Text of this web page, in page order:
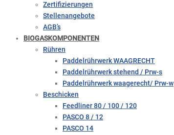
Zertifizierungen
Stellenangebote
AGB’s
BIOGASKOMPONENTEN
Rühren
Paddelrührwerk WAAGRECHT
Paddelrührwerk stehend / Prw-s
Paddelrührwerk waagerecht/ Prw-w
Beschicken
Feedliner 80 / 100 / 120
PASCO 8 / 12
PASCO 14